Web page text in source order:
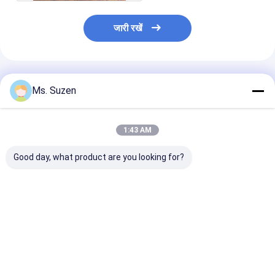
जारी रखें
अनुशंसित उत्पाद
Ms. Suzen
1:43 AM
Good day, what product are you looking for?